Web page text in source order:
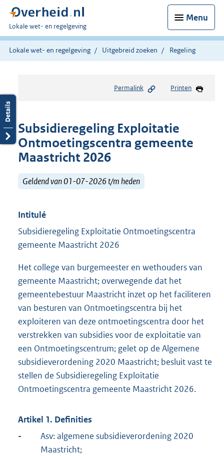
Menu
U
bent
hier:
Lokale wet- en regelgeving
Lokale wet- en regelgeving Uitgebreid zoeken Regeling
Permalink Printen
Subsidieregeling Exploitatie
Ontmoetingscentra gemeente
Maastricht 2026
Geldend van 01-07-2026 t/m heden
Intitulé
Subsidieregeling Exploitatie Ontmoetingscentra
gemeente Maastricht 2026
Het college van burgemeester en wethouders van
gemeente Maastricht; overwegende dat het
gemeentebestuur Maastricht inzet op het faciliteren
van besturen van Ontmoetingscentra bij het
exploiteren van deze ontmoetingscentra door het
verstrekken van subsidies voor de exploitatie van
een Ontmoetingscentrum; gelet op de Algemene
subsidieverordening 2020 Maastricht; besluit vast te
stellen de Subsidieregeling Exploitatie
Ontmoetingscentra gemeente Maastricht 2026.
Artikel 1. Definities
-
Asv: algemene subsidieverordening 2020
Maastricht;